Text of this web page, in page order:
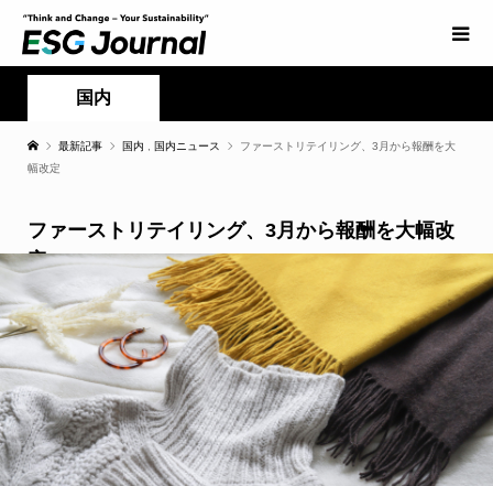
国内
最新記事 国内 国内ニュース
ファーストリテイリング、3月から報酬を大
幅改定
ファーストリテイリング、3月から報酬を大幅改
定